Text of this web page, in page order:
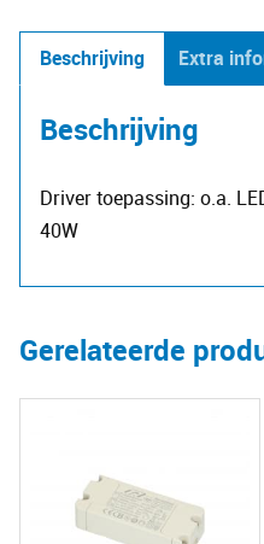
Beschrijving Extra
Beschrijving
Driver toepassing: o.a.
40W
Gerelateerde